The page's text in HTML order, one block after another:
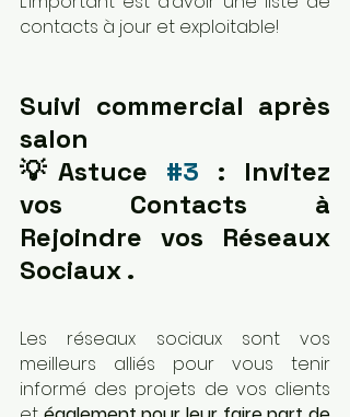
contacts à jour et exploitable!
Suivi commercial après
salon
💡Astuce #3 : Invitez
vos Contacts à
Rejoindre vos Réseaux
Sociaux .
Les réseaux sociaux sont vos
meilleurs alliés pour vous tenir
informé des projets de vos clients